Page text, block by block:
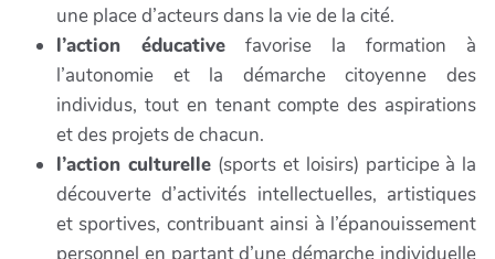
une place d’acteurs dans la vie de la cité.
l’action éducative favorise la formation à
l’autonomie et la démarche citoyenne des
individus, tout en tenant compte des aspirations
et des projets de chacun.
l’action culturelle (sports et loisirs) participe à la
découverte d’activités intellectuelles, artistiques
et sportives, contribuant ainsi à l’épanouissement
personnel en partant d’une démarche individuelle